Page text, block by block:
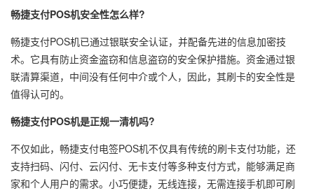
畅捷支付POS机安全性怎么样?
畅捷支付POS机已通过银联安全认证，并配备先进的信息加密技
术。它具有防止资金盗窃和信息盗窃的安全保护措施。资金通过银
联清算渠道，中间没有任何中介或个人，因此，其刷卡的安全性是
值得认可的。
畅捷支付POS机是正规一清机吗?
不仅如此，畅捷支付电签POS机不仅具有传统的刷卡支付功能，还
支持扫码、闪付、云闪付、无卡支付等多种支付方式，能够满足商
家和个人用户的需求。小巧便捷，无线连接，无需连接手机即可刷